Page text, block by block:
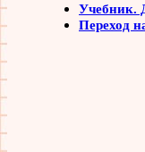
Учебник.
Переход